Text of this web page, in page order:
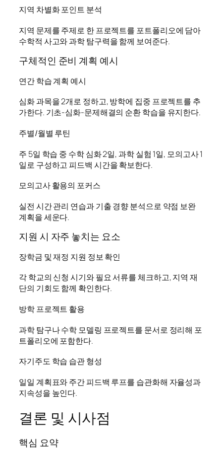
지역 차별화 포인트 분석
지역 문제를 주제로 한 프로젝트를 포트폴리오에 담아
수학적 사고와 과학 탐구력을 함께 보여준다.
구체적인 준비 계획 예시
연간 학습 계획 예시
심화 과목을 2개로 정하고, 방학에 집중 프로젝트를 추
가한다. 기초-심화-문제해결의 순환 학습을 유지한다.
주별/월별 루틴
주 5일 학습 중 수학 심화 2일, 과학 실험 1일, 모의고사 1
일로 구성하고 피드백 시간을 확보한다.
모의고사 활용의 포커스
실전 시간 관리 연습과 기출 경향 분석으로 약점 보완
계획을 세운다.
지원 시 자주 놓치는 요소
장학금 및 재정 지원 정보 확인
각 학교의 신청 시기와 필요 서류를 체크하고, 지역 재
단의 기회도 함께 확인한다.
방학 프로젝트 활용
과학 탐구나 수학 모델링 프로젝트를 문서로 정리해 포
트폴리오에 포함한다.
자기주도 학습 습관 형성
일일 계획표와 주간 피드백 루프를 습관화해 자율성과
지속성을 높인다.
결론 및 시사점
핵심 요약